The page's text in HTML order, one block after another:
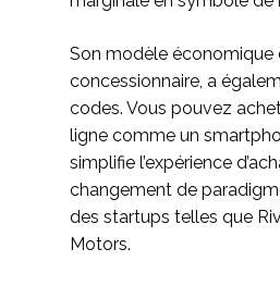
Son modèle économique
concessionnaire, a
codes. Vous pouvez
ligne comme un
simplifie l’expérience
changement de
des startups telles que
Motors.